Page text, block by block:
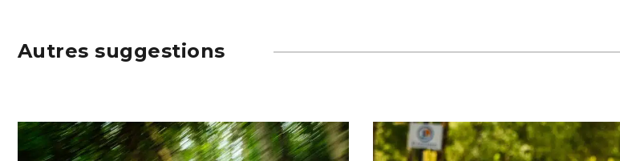
Autres suggestions